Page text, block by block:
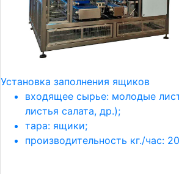
Установка заполнения ящиков
входящее сырье: молодые
листья салата, др.);
тара: ящики;
производительность кг./час: